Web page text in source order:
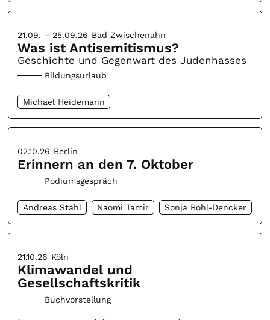
21.09. – 25.09.26 Bad Zwischenahn
Was ist Antisemitismus?
Geschichte und Gegenwart des Judenhasses
Bildungsurlaub
Michael Heidemann
02.10.26 Berlin
Erinnern an den 7. Oktober
Podiumsgespräch
Andreas Stahl Naomi Tamir Sonja Bohl-Dencker
21.10.26 Köln
Klimawandel und
Gesellschaftskritik
Buchvorstellung